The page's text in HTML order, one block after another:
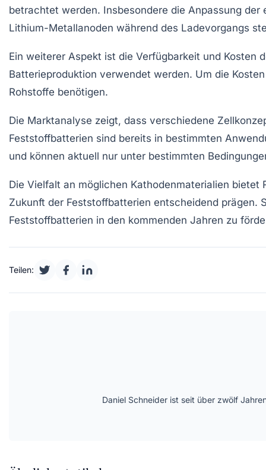
betrachtet werden. Insbesondere die Anpassung der
Lithium-Metallanoden während des Ladevorgangs
Ein weiterer Aspekt ist die Verfügbarkeit und Kosten
Batterieproduktion verwendet werden. Um die Kosten
Rohstoffe benötigen.
Die Marktanalyse zeigt, dass verschiedene
Feststoffbatterien sind bereits in bestimmten
und können aktuell nur unter bestimmten
Die Vielfalt an möglichen Kathodenmaterialien bietet
Zukunft der Feststoffbatterien entscheidend prägen.
Feststoffbatterien in den kommenden Jahren zu
Teilen:
Daniel Schneider ist seit über zwölf